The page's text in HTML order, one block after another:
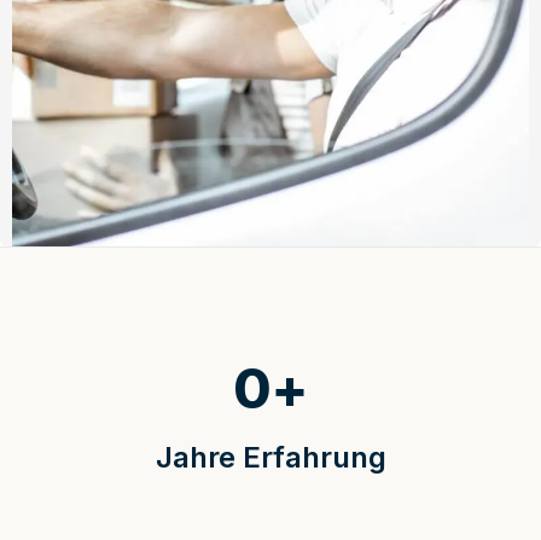
Jahre Erfahrung
0+